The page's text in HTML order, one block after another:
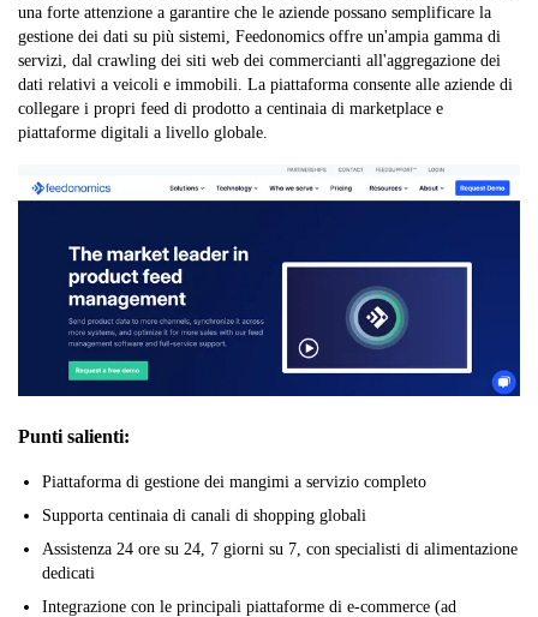
una forte attenzione a garantire che le aziende possano semplificare la
gestione dei dati su più sistemi, Feedonomics offre un'ampia gamma di
servizi, dal crawling dei siti web dei commercianti all'aggregazione dei
dati relativi a veicoli e immobili. La piattaforma consente alle aziende di
collegare i propri feed di prodotto a centinaia di marketplace e
piattaforme digitali a livello globale.
Punti salienti:
Piattaforma di gestione dei mangimi a servizio completo
Supporta centinaia di canali di shopping globali
Assistenza 24 ore su 24, 7 giorni su 7, con specialisti di alimentazione
dedicati
Integrazione con le principali piattaforme di e-commerce (ad